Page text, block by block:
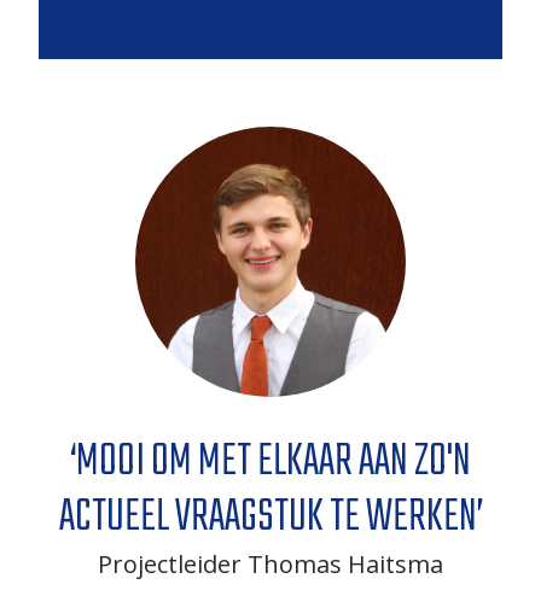
‘MOOI OM MET ELKAAR AAN ZO'N
ACTUEEL VRAAGSTUK TE WERKEN’
Projectleider Thomas Haitsma